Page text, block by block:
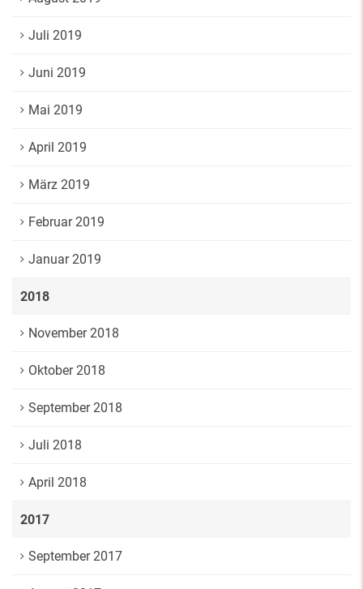
Juli 2019
Juni 2019
Mai 2019
April 2019
März 2019
Februar 2019
Januar 2019
2018
November 2018
Oktober 2018
September 2018
Juli 2018
April 2018
2017
September 2017